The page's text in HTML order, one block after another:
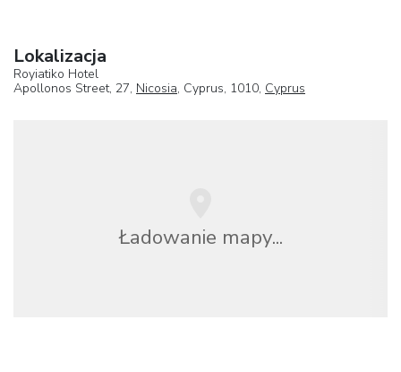
Lokalizacja
Royiatiko Hotel
Apollonos Street, 27, Nicosia, Cyprus, 1010, Cyprus
Ładowanie mapy...